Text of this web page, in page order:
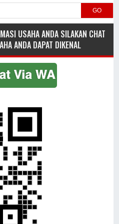
GO
USAHA ANDA SILAKAN CHAT
ANDA DAPAT DIKENAL